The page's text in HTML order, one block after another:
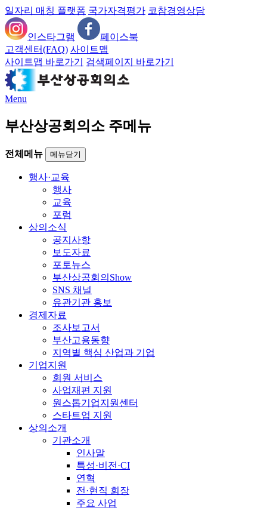
일자리 매칭 플랫폼 국가자격평가 코참경영상담
인스타그램
페이스북
고객센터(FAQ) 사이트맵
사이트맵 바로가기
검색페이지 바로가기
Menu
부산상공회의소 주메뉴
전체메뉴 메뉴닫기
행사·교육
행사
교육
포럼
상의소식
공지사항
보도자료
포토뉴스
부산상공회의Show
SNS 채널
유관기관 홍보
경제자료
조사보고서
부산고용동향
지역별 핵심 산업과 기업
기업지원
회원 서비스
사업재편 지원
원스톱기업지원센터
스타트업 지원
상의소개
기관소개
인사말
특성·비전·CI
연혁
전·현직 회장
주요 사업